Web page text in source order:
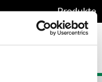
Produkte